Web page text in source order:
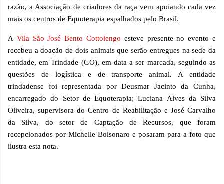
razão, a Associação de criadores da raça vem apoiando cada vez
mais os centros de Equoterapia espalhados pelo Brasil.
A Vila São José Bento Cottolengo esteve presente no evento e
recebeu a doação de dois animais que serão entregues na sede da
entidade, em Trindade (GO), em data a ser marcada, seguindo as
questões de logística e de transporte animal. A entidade
trindadense foirepresentada por Deusmar Jacinto da Cunha,
encarregado do Setor de Equoterapia; Luciana Alves da Silva
Oliveira, supervisora do Centro de Reabilitação e José Carvalho
da Silva, do setor de Captação de Recursos, que foram
recepcionados por Michelle Bolsonaro e posaram para a foto que
ilustra esta nota.